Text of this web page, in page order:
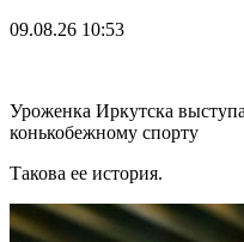
09.08.26 10:53
Уроженка Иркутска
конькобежному спорту
Такова ее история.